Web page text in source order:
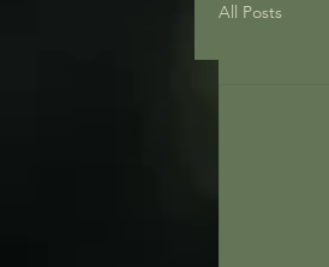
All Posts